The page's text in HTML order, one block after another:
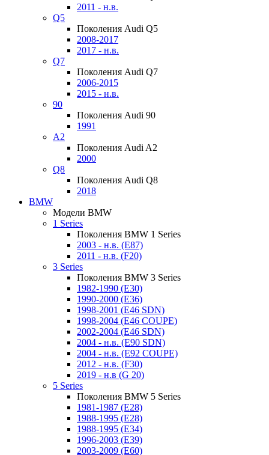
2011 - н.в.
Q5
Поколения Audi Q5
2008-2017
2017 - н.в.
Q7
Поколения Audi Q7
2006-2015
2015 - н.в.
90
Поколения Audi 90
1991
A2
Поколения Audi A2
2000
Q8
Поколения Audi Q8
2018
BMW
Модели BMW
1 Series
Поколения BMW 1 Series
2003 - н.в. (E87)
2011 - н.в. (F20)
3 Series
Поколения BMW 3 Series
1982-1990 (E30)
1990-2000 (E36)
1998-2001 (E46 SDN)
1998-2004 (E46 COUPE)
2002-2004 (E46 SDN)
2004 - н.в. (E90 SDN)
2004 - н.в. (E92 COUPE)
2012 - н.в. (F30)
2019 - н.в (G 20)
5 Series
Поколения BMW 5 Series
1981-1987 (E28)
1988-1995 (E28)
1988-1995 (E34)
1996-2003 (E39)
2003-2009 (E60)